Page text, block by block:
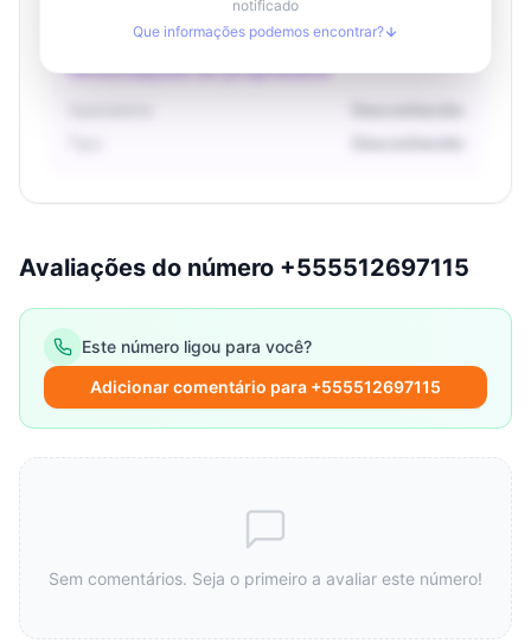
Informações do proprietário
notificado
Que informações podemos encontrar?
Avaliações do número +555512697115
Este número ligou para você?
Adicionar comentário para +555512697115
Sem comentários. Seja o primeiro a avaliar este número!